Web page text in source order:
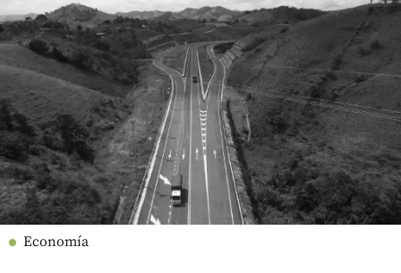
discurso
será
desde un
cantón
militar
share
Cali para
la
posesión
de De la
Espriella
share
que mueve
US$ 380
millones
en el
Oriente
antioqueño
share
Economía